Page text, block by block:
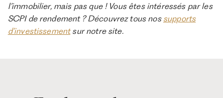
l’immobilier, mais pas que ! Vous êtes intéressés par les
SCPI de rendement ? Découvrez tous nos supports
d’investissementsur notre site.